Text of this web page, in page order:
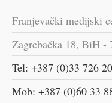
Franjevački medijski
Zagrebačka 18, BiH -
Tel: +387 (0)33 726
Mob: +387 (0)60 33